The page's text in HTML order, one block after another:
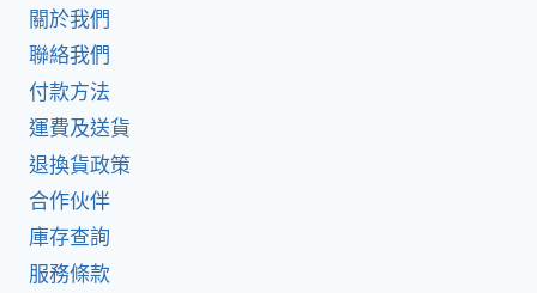
關於我們
聯絡我們
付款方法
運費及送貨
退換貨政策
合作伙伴
庫存查詢
服務條款